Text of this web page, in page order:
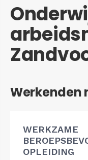
Werkenden
WERKZAME
OPLEIDING